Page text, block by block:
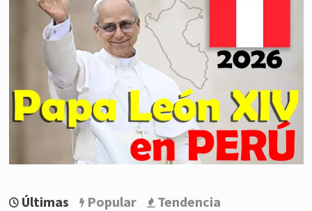
Últimas Popular Tendencia